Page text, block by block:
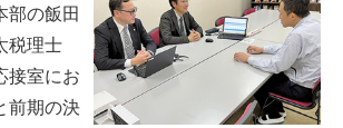
部の飯田
税理士
接室にお
前期の決